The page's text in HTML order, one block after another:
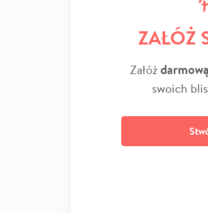
ZAŁÓŻ
Załóż
swoich